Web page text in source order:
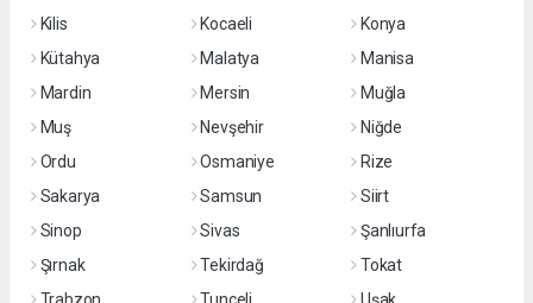
Kilis
Kocaeli
Konya
Kütahya
Malatya
Manisa
Mardin
Mersin
Muğla
Muş
Nevşehir
Niğde
Ordu
Osmaniye
Rize
Sakarya
Samsun
Siirt
Sinop
Sivas
Şanlıurfa
Şırnak
Tekirdağ
Tokat